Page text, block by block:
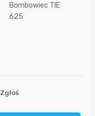
Bombowiec TIE
625
Zgłoś